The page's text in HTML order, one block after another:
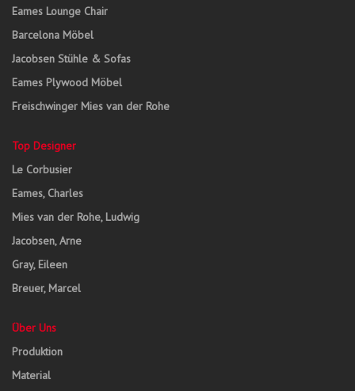
Eames Lounge Chair
Barcelona Möbel
Jacobsen Stühle & Sofas
Eames Plywood Möbel
Freischwinger Mies van der Rohe
Top Designer
Le Corbusier
Eames, Charles
Mies van der Rohe, Ludwig
Jacobsen, Arne
Gray, Eileen
Breuer, Marcel
Über Uns
Produktion
Material